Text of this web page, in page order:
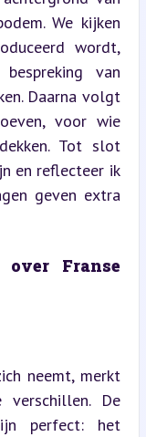
We kijken
wordt,
van
Daarna volgt
voor wie
Tot slot
en reflecteer ik
geven extra
over Franse
neemt, merkt
De
perfect: het